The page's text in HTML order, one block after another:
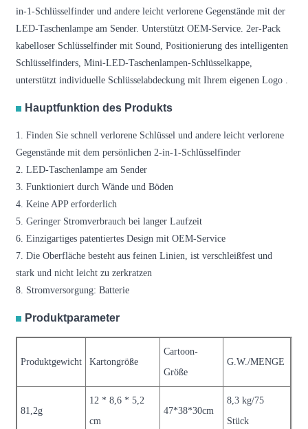
in-1-Schlüsselfinder und andere leicht verlorene Gegenstände mit der
LED-Taschenlampe am Sender. Unterstützt OEM-Service. 2er-Pack
kabelloser Schlüsselfinder mit Sound, Positionierung des intelligenten
Schlüsselfinders, Mini-LED-Taschenlampen-Schlüsselkappe,
unterstützt individuelle Schlüsselabdeckung mit Ihrem eigenen Logo .
Hauptfunktion des Produkts
1. Finden Sie schnell verlorene Schlüssel und andere leicht verlorene
Gegenstände mit dem persönlichen 2-in-1-Schlüsselfinder
2. LED-Taschenlampe am Sender
3. Funktioniert durch Wände und Böden
4. Keine APP erforderlich
5. Geringer Stromverbrauch bei langer Laufzeit
6. Einzigartiges patentiertes Design mit OEM-Service
7. Die Oberfläche besteht aus feinen Linien, ist verschleißfest und
stark und nicht leicht zu zerkratzen
8. Stromversorgung: Batterie
Produktparameter
Produktgewicht Kartongröße
Cartoon-
Größe
G.W./MENGE
81,2g
12 * 8,6 * 5,2
cm
47*38*30cm
8,3 kg/75
Stück